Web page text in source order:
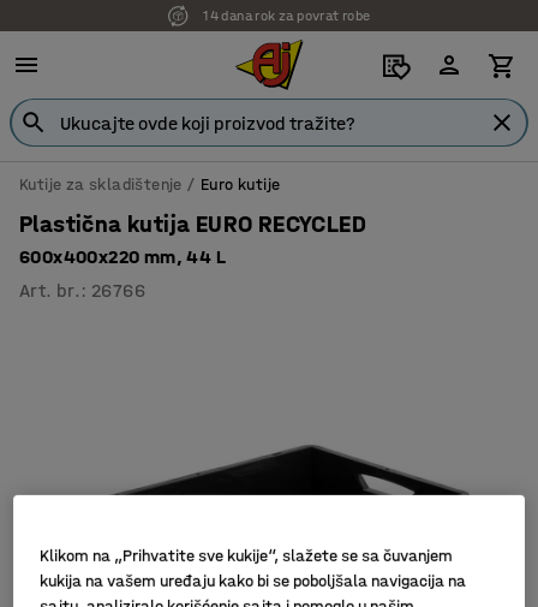
14 dana rok za povrat robe
Kutije za skladištenje Euro kutije
Plastična kutija EURO RECYCLED
600x400x220 mm, 44 L
Art. br. : 26766
Klikom na „Prihvatite sve kukije“, slažete se sa čuvanjem
kukija na vašem uređaju kako bi se poboljšala navigacija na